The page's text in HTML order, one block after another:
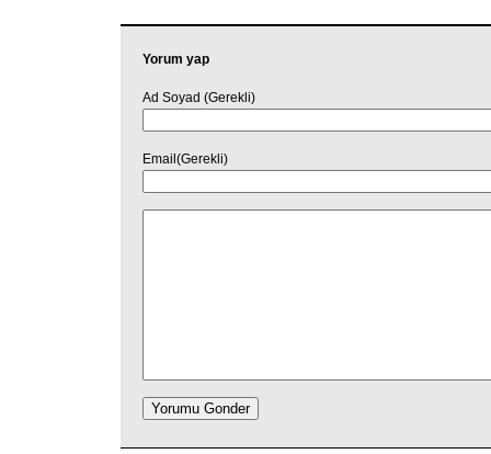
Yorum yap
Ad Soyad (Gerekli)
Email(Gerekli)